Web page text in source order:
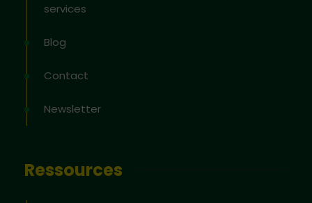
services
Blog
Contact
Newsletter
Ressources